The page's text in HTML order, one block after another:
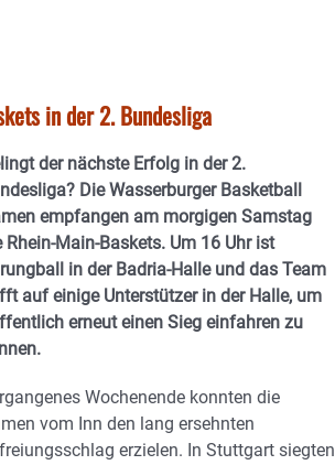
in der 2. Bundesliga
der nächste Erfolg in der 2.
Die Wasserburger Basketball
empfangen am morgigen Samstag
Rhein-Main-Baskets. Um 16 Uhr ist
in der Badria-Halle und das Team
auf einige Unterstützer in der Halle, um
erneut einen Sieg einfahren zu
Wochenende konnten die
vom Inn den lang ersehnten
erzielen. In Stuttgart siegten